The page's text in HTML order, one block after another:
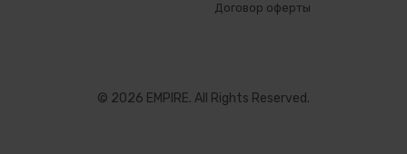
Договор оферты
© 2026 EMPIRE. All Rights Reserved.